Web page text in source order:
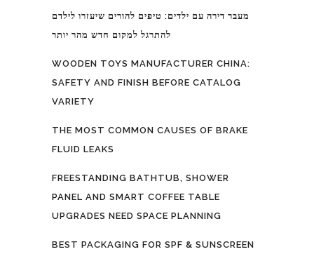
מעבר דירה עם ילדים: טיפים להורים שיעזרו לילדם
להתרגל למקום חדש מהר יותר
WOODEN TOYS MANUFACTURER CHINA:
SAFETY AND FINISH BEFORE CATALOG
VARIETY
THE MOST COMMON CAUSES OF BRAKE
FLUID LEAKS
FREESTANDING BATHTUB, SHOWER
PANEL AND SMART COFFEE TABLE
UPGRADES NEED SPACE PLANNING
BEST PACKAGING FOR SPF & SUNSCREEN